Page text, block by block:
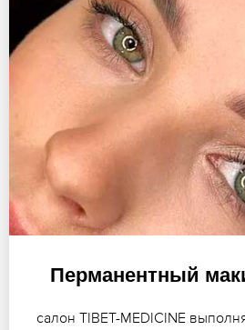
Перманентный
салон TIBET-MEDICINE